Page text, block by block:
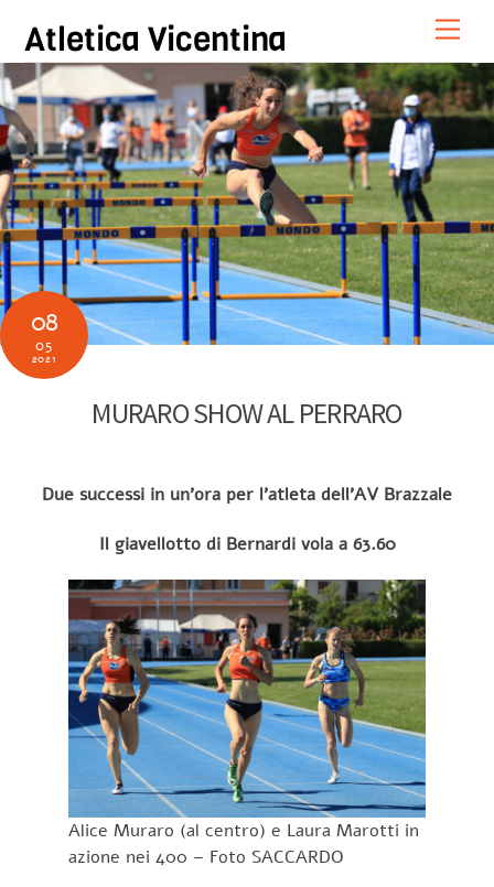
content
Atletica Vicentina
08
05
2021
MURARO SHOW AL PERRARO
Due successi in un’ora per l’atleta dell’AV Brazzale
Il giavellotto di Bernardi vola a 63.60
Alice Muraro (al centro) e Laura Marotti in
azione nei 400 – Foto SACCARDO